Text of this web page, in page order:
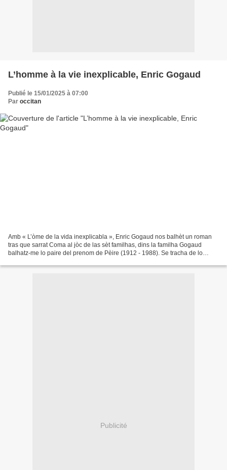
L’homme à la vie inexplicable, Enric Gogaud
Publié le 15/01/2025 à 07:00
Par occitan
Amb « L’òme de la vida inexplicabla », Enric Gogaud nos balhèt un roman
tras que sarrat Coma al jòc de las sèt familhas, dins la familha Gogaud
balhatz-me lo paire del prenom de Pèire (1912 - 1988). Se tracha de lo
Publicité